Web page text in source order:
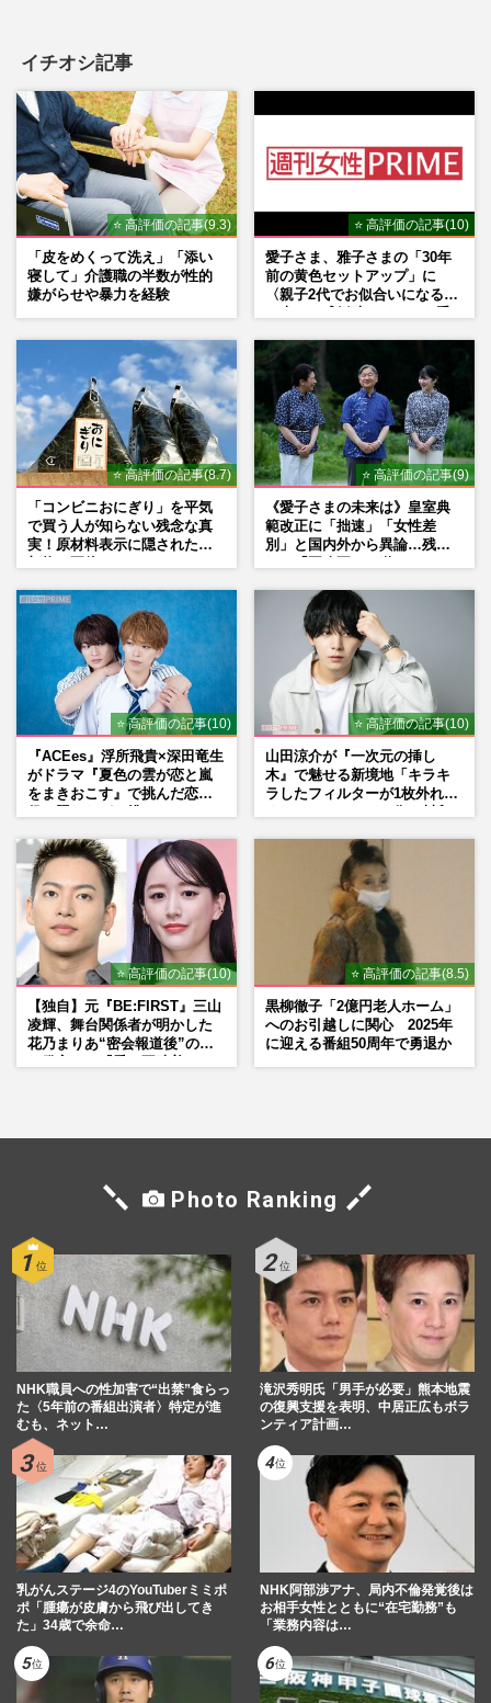
イチオシ記事
⭐ 高評価の記事(9.3)
「皮をめくって洗え」「添い
寝して」介護職の半数が性的
嫌がらせや暴力を経験
⭐ 高評価の記事(10)
愛子さま、雅子さまの「30年
前の黄色セットアップ」に
〈親子2代でお似合いになる〉
⭐ 高評価の記事(8.7)
「コンビニおにぎり」を平気
で買う人が知らない残念な真
実！原材料表示に隠された添
⭐ 高評価の記事(9)
《愛子さまの未来は》皇室典
範改正に「拙速」「女性差
別」と国内外から異論…残さ
⭐ 高評価の記事(10)
『ACEes』浮所飛貴×深田竜生
がドラマ『夏色の雲が恋と嵐
をまきおこす』で挑んだ恋人
⭐ 高評価の記事(10)
山田涼介が『一次元の挿し
木』で魅せる新境地「キラキ
ラしたフィルターが1枚外れて
⭐ 高評価の記事(10)
【独自】元『BE:FIRST』三山
凌輝、舞台関係者が明かした
花乃まりあ“密会報道後”の呆
⭐ 高評価の記事(8.5)
黒柳徹子「2億円老人ホーム」
へのお引越しに関心 2025年
に迎える番組50周年で勇退か
Photo Ranking
NHK職員への性加害で“出禁”食らっ
た〈5年前の番組出演者〉特定が進
むも、ネット…
滝沢秀明氏「男手が必要」熊本地震
の復興支援を表明、中居正広もボラ
ンティア計画…
乳がんステージ4のYouTuberミミポ
ポ「腫瘍が皮膚から飛び出してき
た」34歳で余命…
NHK阿部渉アナ、局内不倫発覚後は
お相手女性とともに“在宅勤務”も
「業務内容は…